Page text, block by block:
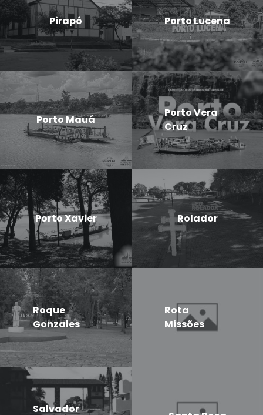
Pirapó Porto Lucena
Porto Mauá
Porto Vera
Cruz
Porto Xavier Rolador
Roque
Gonzales
Rota
Missões
Salvador